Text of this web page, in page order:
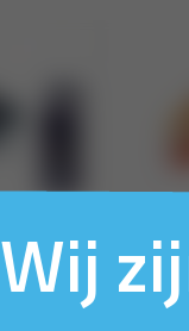
Wij